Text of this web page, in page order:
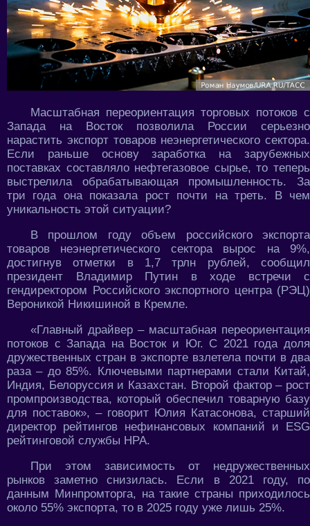
Масштабная переориентация торговых потоков с
Запада на Восток позволила России серьезно
нарастить экспорт товаров неэнергетического сектора.
Если раньше основу заработка на зарубежных
поставках составляло нефтегазовое сырье, то теперь
выстрелила обрабатывающая промышленность. За
три года она показала рост почти на треть. В чем
уникальность этой ситуации?
В прошлом году объем российского экспорта
товаров неэнергетического сектора вырос на 9%,
достигнув отметки в 1,7 трлн рублей, сообщил
президент Владимир Путин в ходе встречи с
гендиректором Российского экспортного центра (РЭЦ)
Вероникой Никишиной в Кремле.
«Главный драйвер – масштабная переориентация
потоков с Запада на Восток и Юг. С 2021 года доля
дружественных стран в экспорте взлетела почти в два
раза – до 85%. Ключевыми партнерами стали Китай,
Индия, Белоруссия и Казахстан. Второй фактор – рост
промпроизводства, который обеспечил товарную базу
для поставок», – говорит Юлия Катасонова, старший
директор рейтингов нефинансовых компаний и ESG
рейтинговой службы НРА.
При этом зависимость от недружественных
рынков заметно снизилась. Если в 2021 году, по
данным Минпромторга, на такие страны приходилось
около 55% экспорта, то в 2025 году уже лишь 25%.